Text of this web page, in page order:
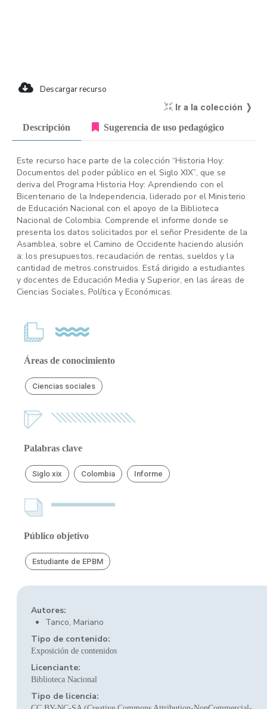
Descargar recurso
Ir a la colección ❭
Descripción Sugerencia de uso pedagógico
Este recurso hace parte de la colección “Historia Hoy:
Documentos del poder público en el Siglo XIX”, que se
deriva del Programa Historia Hoy: Aprendiendo con el
Bicentenario de la Independencia, liderado por el Ministerio
de Educación Nacional con el apoyo de la Biblioteca
Nacional de Colombia. Comprende el informe donde se
presenta los datos solicitados por el señor Presidente de la
Asamblea, sobre el Camino de Occidente haciendo alusión
a: los presupuestos, recaudación de rentas, sueldos y la
cantidad de metros construidos. Está dirigido a estudiantes
y docentes de Educación Media y Superior, en las áreas de
Ciencias Sociales, Política y Económicas.
Áreas de conocimiento
Ciencias sociales
Palabras clave
Siglo xix Colombia Informe
Público objetivo
Estudiante de EPBM
Autores:
Tanco, Mariano
Tipo de contenido:
Exposición de contenidos
Licenciante:
Biblioteca Nacional
Tipo de licencia: